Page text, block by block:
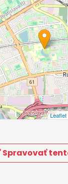
Leaflet
Spravovať